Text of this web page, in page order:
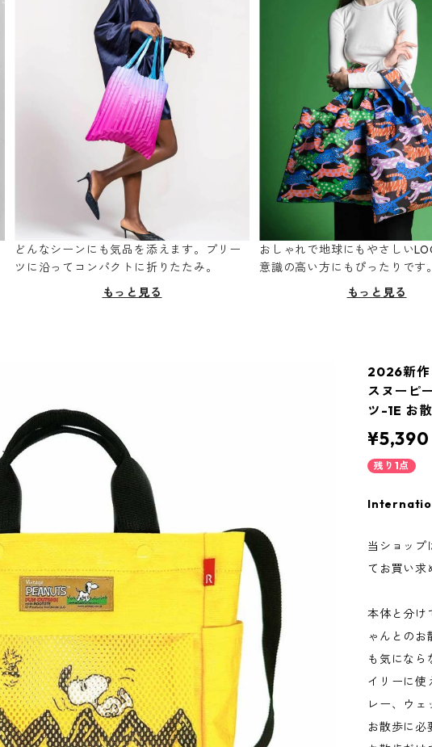
どんなシーンにも気品を添えます。プリー
ツに沿ってコンパクトに折りたたみ。
もっと見る
おしゃれで地球にもやさしい
意識の高い方にもぴったりです。
もっと見る
2026新作
スヌーピ
ツ-1E お
¥5,390
残り1点
当ショップ
てお買い求
本体と分け
ゃんとのお
も気にな
イリーに使
レー、ウ
お散歩に必